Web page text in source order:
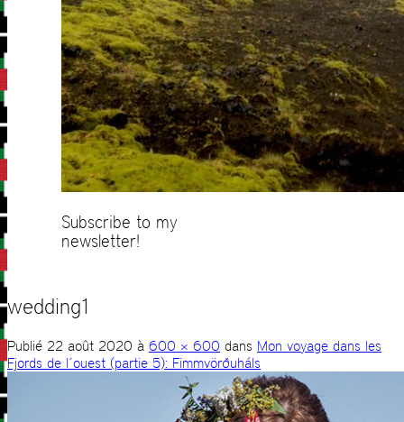
Subscribe to my
newsletter!
wedding1
Publié 22 août 2020 à 600 × 600 dans Mon voyage dans les
Fjords de l´ouest (partie 5): Fimmvörðuháls